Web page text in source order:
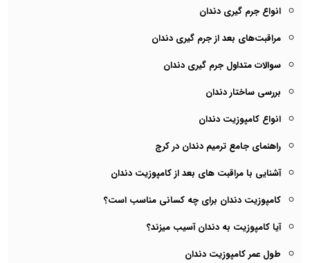
انواع جرم گیری دندان
مراقبت‌های بعد از جرم گیری دندان
سوالات متداول جرم گیری دندان
بررسی ساختار دندان
انواع کامپوزیت دندان
راهنمای جامع ترمیم دندان در کرج
آشنایی با مراقبت های بعد از کامپوزیت دندان
کامپوزیت دندان برای چه کسانی مناسب است؟
آیا کامپوزیت به دندان آسیب میزند؟
طول عمر کامپوزیت دندان